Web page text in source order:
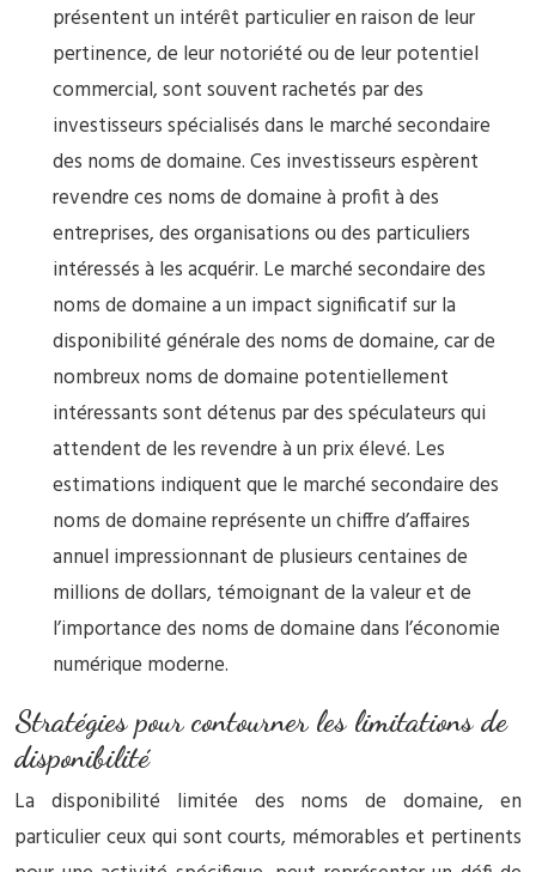
présentent un intérêt particulier en raison de leur
pertinence, de leur notoriété ou de leur potentiel
commercial, sont souvent rachetés par des
investisseurs spécialisés dans le marché secondaire
des noms de domaine. Ces investisseurs espèrent
revendre ces noms de domaine à profit à des
entreprises, des organisations ou des particuliers
intéressés à les acquérir. Le marché secondaire des
noms de domaine a un impact significatif sur la
disponibilité générale des noms de domaine, car de
nombreux noms de domaine potentiellement
intéressants sont détenus par des spéculateurs qui
attendent de les revendre à un prix élevé. Les
estimations indiquent que le marché secondaire des
noms de domaine représente un chiffre d’affaires
annuel impressionnant de plusieurs centaines de
millions de dollars, témoignant de la valeur et de
l’importance des noms de domaine dans l’économie
numérique moderne.
Stratégies pour contourner les limitations de
disponibilité
La disponibilité limitée des noms de domaine, en
particulier ceux qui sont courts, mémorables et pertinents